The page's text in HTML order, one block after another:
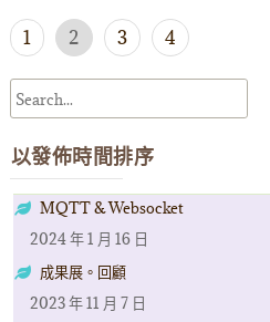
文
章
導
覽
1 2 3 4
以發佈時間排序
MQTT & Websocket
2024 年 1 月 16 日
成果展。回顧
2023 年 11 月 7 日